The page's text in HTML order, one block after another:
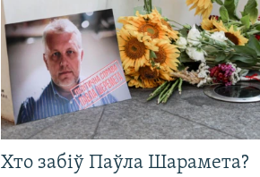
Хто забіў Паўла Шарамета?